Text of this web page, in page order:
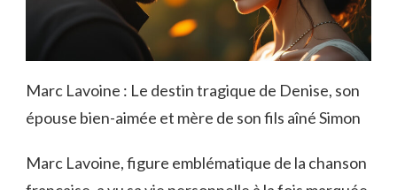
Marc Lavoine : Le destin tragique de Denise, son
épouse bien-aimée et mère de son fils aîné Simon
Marc Lavoine, figure emblématique de la chanson